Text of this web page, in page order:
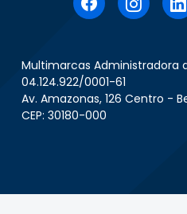
Multimarcas Administradora
04.124.922/0001-61
Av. Amazonas, 126 Centro -
CEP: 30180-000